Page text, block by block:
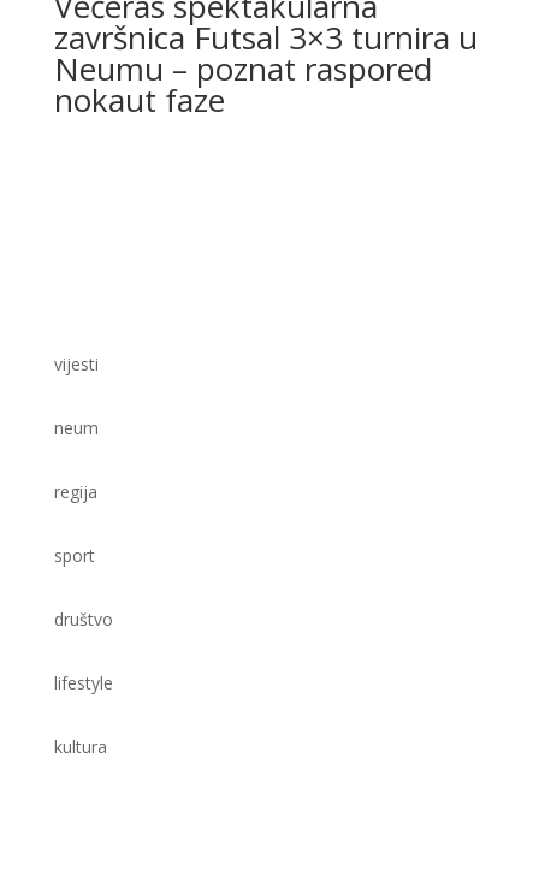
završnica Futsal 3×3 turnira u
Neumu – poznat raspored
nokaut faze
vijesti
neum
regija
sport
društvo
lifestyle
kultura